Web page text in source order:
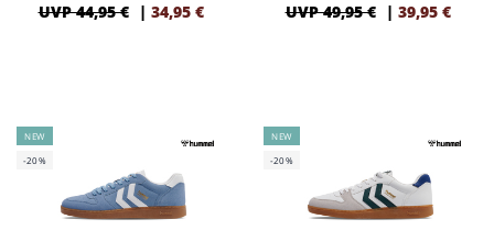
UVP 44,95 € | 34,95 € UVP 49,95 € | 39,95 €
NEW
-20%
NEW
-20%